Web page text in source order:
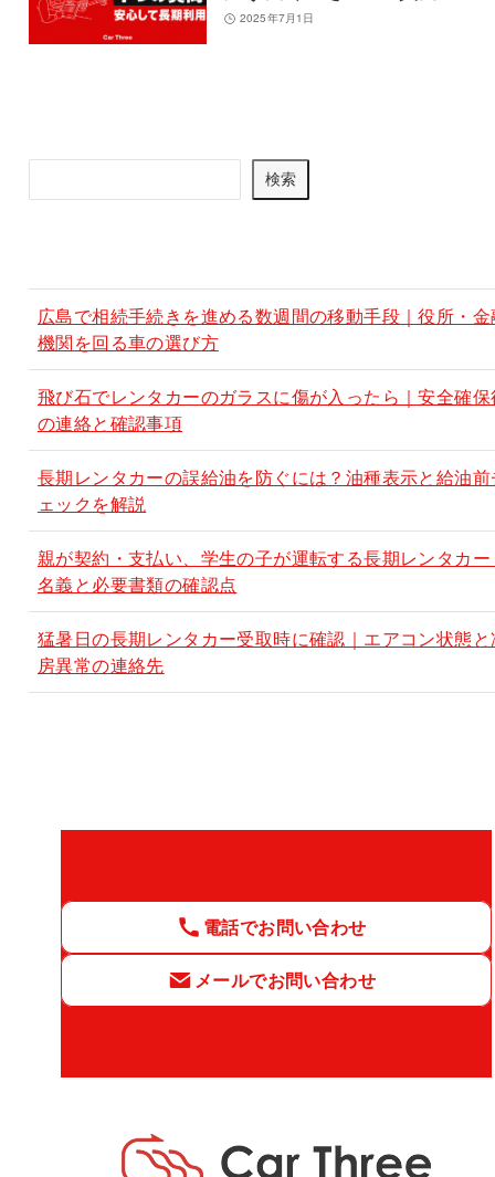
2025年7月1日
索
検索
広島で相続手続きを進める数週間の移動手段｜役所・金
機関を回る車の選び方
飛び石でレンタカーのガラスに傷が入ったら｜安全確保
の連絡と確認事項
長期レンタカーの誤給油を防ぐには？油種表示と給油前
ェックを解説
親が契約・支払い、学生の子が運転する長期レンタカー
名義と必要書類の確認点
猛暑日の長期レンタカー受取時に確認｜エアコン状態と
房異常の連絡先
電話でお問い合わせ
メールでお問い合わせ